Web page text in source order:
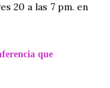
20 a las 7 pm. en
que